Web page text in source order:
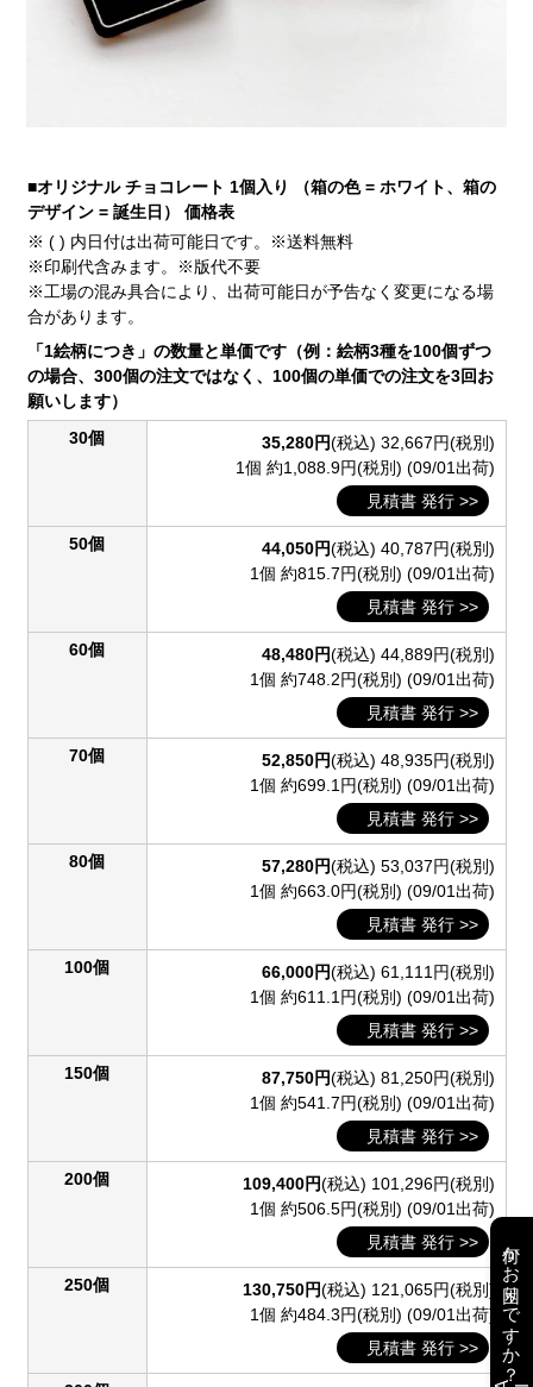
■オリジナル チョコレート 1個入り （箱の色 = ホワイト、箱の
デザイン = 誕生日） 価格表
※ ( ) 内日付は出荷可能日です。※送料無料
※印刷代含みます。※版代不要
※工場の混み具合により、出荷可能日が予告なく変更になる場
合があります。
「1絵柄につき」の数量と単価です（例：絵柄3種を100個ずつ
の場合、300個の注文ではなく、100個の単価での注文を3回お
願いします）
30個
35,280円(税込) 32,667円(税別)
1個 約1,088.9円(税別) (09/01出荷)
見積書 発行 >>
50個 44,050円(税込) 40,787円(税別)
1個 約815.7円(税別) (09/01出荷)
見積書 発行 >>
60個 48,480円(税込) 44,889円(税別)
1個 約748.2円(税別) (09/01出荷)
見積書 発行 >>
70個 52,850円(税込) 48,935円(税別)
1個 約699.1円(税別) (09/01出荷)
見積書 発行 >>
80個 57,280円(税込) 53,037円(税別)
1個 約663.0円(税別) (09/01出荷)
見積書 発行 >>
100個 66,000円(税込) 61,111円(税別)
1個 約611.1円(税別) (09/01出荷)
見積書 発行 >>
150個 87,750円(税込) 81,250円(税別)
1個 約541.7円(税別) (09/01出荷)
見積書 発行 >>
200個 109,400円(税込) 101,296円(税別)
1個 約506.5円(税別) (09/01出荷)
見積書 発行 >>
250個 130,750円(税込) 121,065円(税別)
1個 約484.3円(税別) (09/01出荷)
見積書 発行 >>
何かお困りですか？